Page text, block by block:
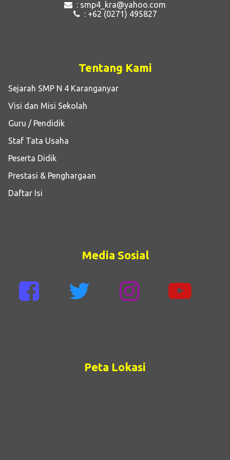
: smp4_kra@yahoo.com
: +62 (0271) 495827
Tentang Kami
Sejarah SMP N 4 Karanganyar
Visi dan Misi Sekolah
Guru / Pendidik
Staf Tata Usaha
Peserta Didik
Prestasi & Penghargaan
Daftar Isi
Media Sosial
Peta Lokasi